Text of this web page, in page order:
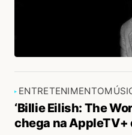
ENTRETENIMENTO
‘Billie Eilish: The
chega na AppleTV+